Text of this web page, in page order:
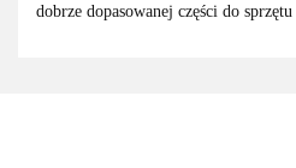
dobrze dopasowanej części do sprzętu